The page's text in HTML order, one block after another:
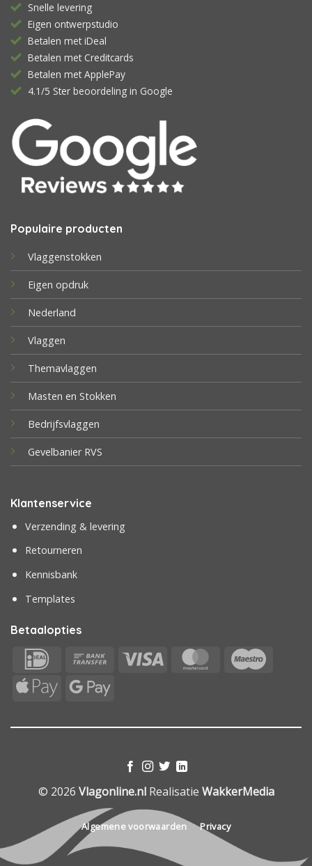
Snelle levering
Eigen ontwerpstudio
Betalen met iDeal
Betalen met Creditcards
Betalen met ApplePay
4.1/5 Ster beoordeling in Google
Populaire producten
Vlaggenstokken
Eigen opdruk
Nederland
Vlaggen
Themavlaggen
Masten en Stokken
Bedrijfsvlaggen
Gevelbanier RVS
Klantenservice
Verzending & levering
Retourneren
Kennisbank
Templates
Betaalopties
IDeal
Bank
Visa MasterCard
Apple
Google
© 2026 Vlagonline.nlRealisatie WakkerMedia
Algemene voorwaarden Privacy